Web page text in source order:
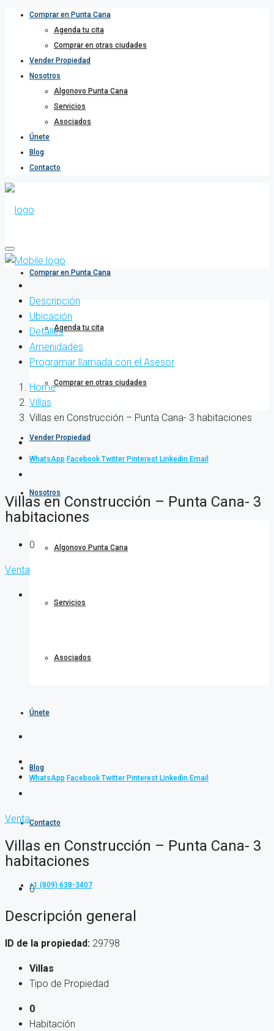
Comprar en Punta Cana
Agenda tu cita
Comprar en otras ciudades
Vender Propiedad
Nosotros
Algonovo Punta Cana
Servicios
Asociados
Únete
Blog
Contacto
Comprar en Punta Cana
Agenda tu cita
Comprar en otras ciudades
Vender Propiedad
Nosotros
Algonovo Punta Cana
Servicios
Asociados
Únete
Blog
Contacto
+1 (809) 638-3407
Descripción
Ubicación
Detalles
Amenidades
Programar llamada con el Asesor
Home
Villas
Villas en Construcción – Punta Cana- 3 habitaciones
WhatsApp Facebook Twitter Pinterest Linkedin Email
Villas en Construcción – Punta Cana- 3
habitaciones
0
Venta
WhatsApp Facebook Twitter Pinterest Linkedin Email
Venta
Villas en Construcción – Punta Cana- 3
habitaciones
0
Descripción general
ID de la propiedad: 29798
Villas
Tipo de Propiedad
0
Habitación